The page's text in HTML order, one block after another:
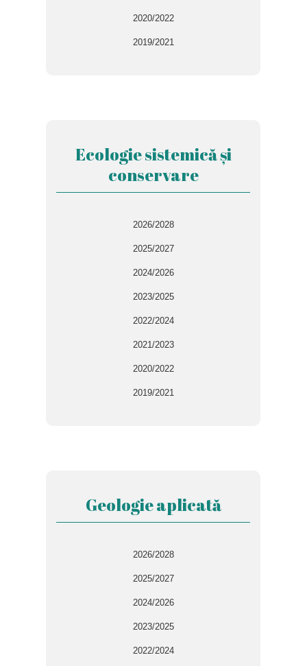
2020/2022
2019/2021
Ecologie sistemică și
conservare
2026/2028
2025/2027
2024/2026
2023/2025
2022/2024
2021/2023
2020/2022
2019/2021
Geologie aplicată
2026/2028
2025/2027
2024/2026
2023/2025
2022/2024